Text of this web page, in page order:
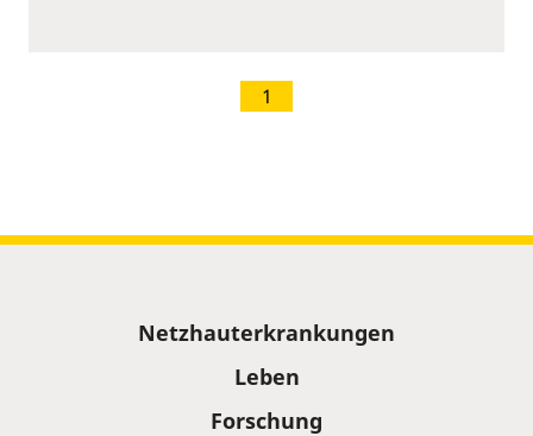
1
Netzhauterkrankungen
Leben
Forschung